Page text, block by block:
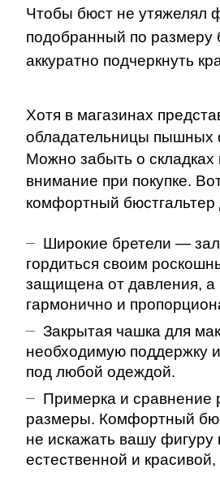
Чтобы бюст не утяжелял
подобранный по размеру
аккуратно подчеркнуть
Хотя в магазинах
обладательницы пышных
Можно забыть о складках
внимание при покупке.
комфортный бюстгальтер
Широкие бретели —
гордиться своим
защищена от давления, а
гармонично и
Закрытая чашка для
необходимую поддержку
под любой одеждой.
Примерка и сравнение
размеры. Комфортный
не искажать вашу фигуру
естественной и